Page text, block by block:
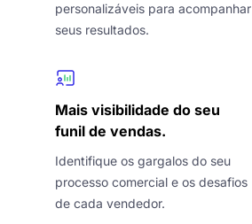
personalizáveis para acompanhar
seus resultados.
Mais visibilidade do seu
funil de vendas.
Identifique os gargalos do seu
processo comercial e os desafios
de cada vendedor.